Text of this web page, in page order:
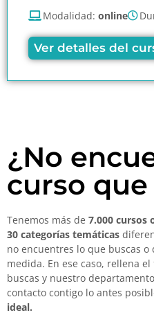
Modalidad: online
Ver detalles del
¿No
curso que
Tenemos más de 7.000 cursos
30 categorías temáticas
no encuentres lo que buscas
medida. En ese caso, rellena
buscas y nuestro
contacto contigo lo antes
ideal.